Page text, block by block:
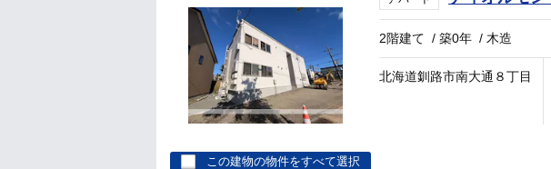
2階建て /築0年 / 木造
北海道釧路市南大通８丁目
この建物の物件をすべて選択